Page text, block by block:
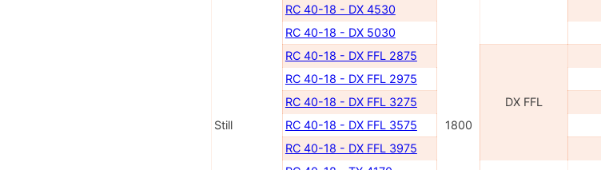
Still 1800
RC 40-18 - DX 4530
RC 40-18 - DX 5030
RC 40-18 - DX FFL 2875
DX FFL
RC 40-18 - DX FFL 2975
RC 40-18 - DX FFL 3275
RC 40-18 - DX FFL 3575
RC 40-18 - DX FFL 3975